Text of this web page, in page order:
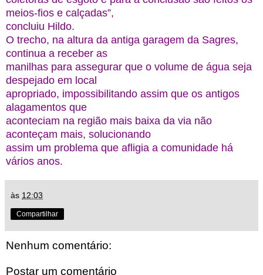
meios-fios e calçadas”,
concluiu Hildo.
O trecho, na altura da antiga garagem da Sagres,
continua a receber as
manilhas para assegurar que o volume de água seja
despejado em local
apropriado, impossibilitando assim que os antigos
alagamentos que
aconteciam na região mais baixa da via não
aconteçam mais, solucionando
assim um problema que afligia a comunidade há
vários anos.
às 12:03
Compartilhar
Nenhum comentário:
Postar um comentário